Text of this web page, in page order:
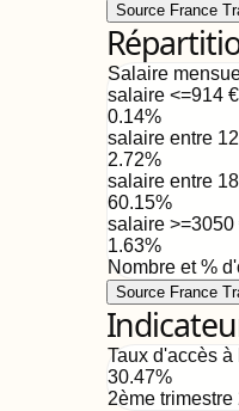
Source France
Salaire
salaire <=914€
0.14%
salaire entre
2.72%
salaire entre
60.15%
salaire >=3050
1.63%
Nombre et %
Source France
Taux d'accès à
30.47%
2ème trimestre